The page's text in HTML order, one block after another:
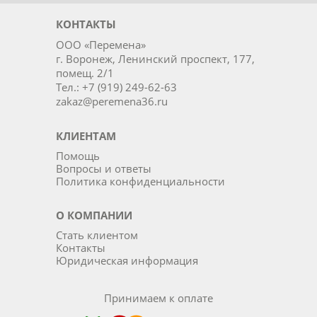
КОНТАКТЫ
ООО «Перемена»
г. Воронеж, Ленинский проспект, 177,
помещ. 2/1
Тел.: +7 (919) 249-62-63
zakaz@peremena36.ru
КЛИЕНТАМ
Помощь
Вопросы и ответы
Политика конфиденциальности
О КОМПАНИИ
Стать клиентом
Контакты
Юридическая информация
Принимаем к оплате